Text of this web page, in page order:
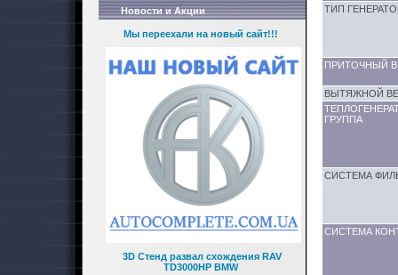
Новости и Акции
Мы переехали на новый сайт!!!
3D Стенд развал схождения RAV
TD3000HP BMW
ТИП
ПРИТОЧНЫЙ
ВЫТЯЖНОЙ
ГРУППА
СИСТЕМА
СИСТЕМА